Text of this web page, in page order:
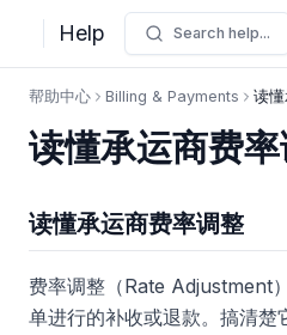
Help Search help...
帮助中心 Billing & Payments 读
读懂承运商费
读懂承运商费率调整
费率调整（Rate Adjustment
单进行的补收或退款。搞清